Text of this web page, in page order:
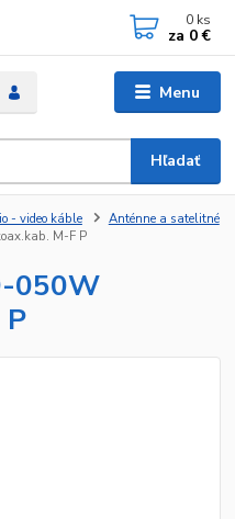
Menu
Hľadať
0 ks
za 0 €
- video káble
Anténne a satelitné
M-F P
050W